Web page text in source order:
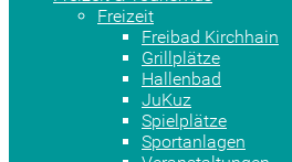
Freizeit
Freibad Kirchhain
Grillplätze
Hallenbad
JuKuz
Spielplätze
Sportanlagen